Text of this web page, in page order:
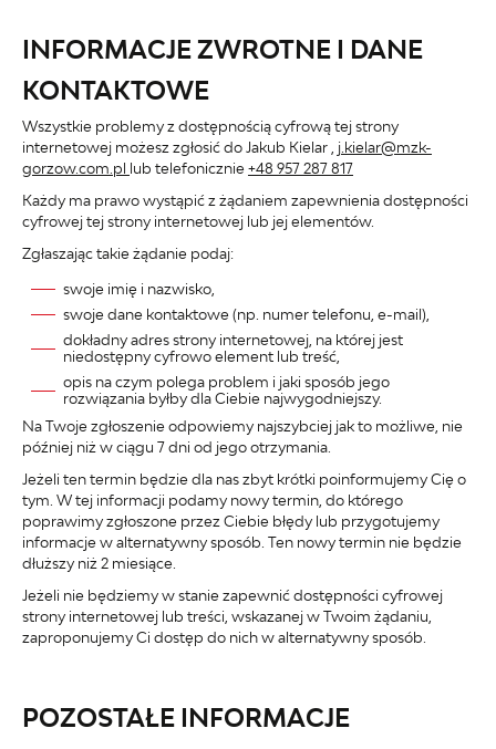
INFORMACJE ZWROTNE I DANE
KONTAKTOWE
Wszystkie problemy z dostępnością cyfrową tej strony
internetowej możesz zgłosić doJakub Kielar
j.kielar@mzk-
gorzow.com.pl lub telefonicznie+48 957 287 817
Każdy ma prawo wystąpić z żądaniem zapewnienia dostępności
cyfrowej tej strony internetowej lub jej elementów.
Zgłaszając takie żądanie podaj:
swoje imię i nazwisko,
swoje dane kontaktowe (np. numer telefonu, e-mail),
dokładny adres strony internetowej, na której jest
niedostępny cyfrowo element lub treść,
opis na czym polega problem i jaki sposób jego
rozwiązania byłby dla Ciebie najwygodniejszy.
Na Twoje zgłoszenie odpowiemy najszybciej jak to możliwe, nie
później niż w ciągu 7 dni od jego otrzymania.
Jeżeli ten termin będzie dla nas zbyt krótki poinformujemy Cię o
tym. W tej informacji podamy nowy termin, do którego
poprawimy zgłoszone przez Ciebie błędy lub przygotujemy
informacje w alternatywny sposób. Ten nowy termin nie będzie
dłuższy niż 2 miesiące.
Jeżeli nie będziemy w stanie zapewnić dostępności cyfrowej
strony internetowej lub treści, wskazanej w Twoim żądaniu,
zaproponujemy Ci dostęp do nich w alternatywny sposób.
POZOSTAŁE INFORMACJE